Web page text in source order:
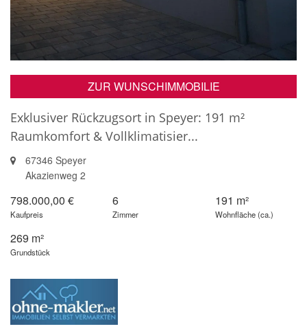
ZUR WUNSCHIMMOBILIE
Exklusiver Rückzugsort in Speyer: 191 m²
Raumkomfort & Vollklimatisier...
67346 Speyer
Akazienweg 2
798.000,00 €
Kaufpreis
6
Zimmer
191 m²
Wohnfläche (ca.)
269 m²
Grundstück